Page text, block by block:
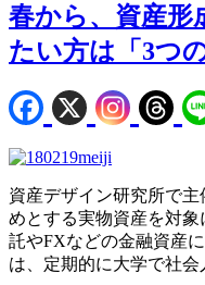
春から、資産形
たい方は「3つ
資産デザイン研究所で
めとする実物資産を対
託やFXなどの金融資産
は、定期的に大学で社会